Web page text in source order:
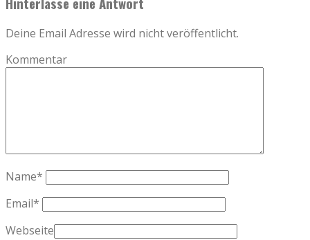
Deine Email Adresse wird nicht veröffentlicht.
Kommentar
Name*
Email*
Webseite